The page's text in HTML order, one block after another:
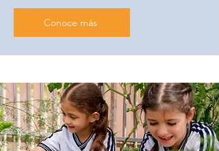
Conoce más